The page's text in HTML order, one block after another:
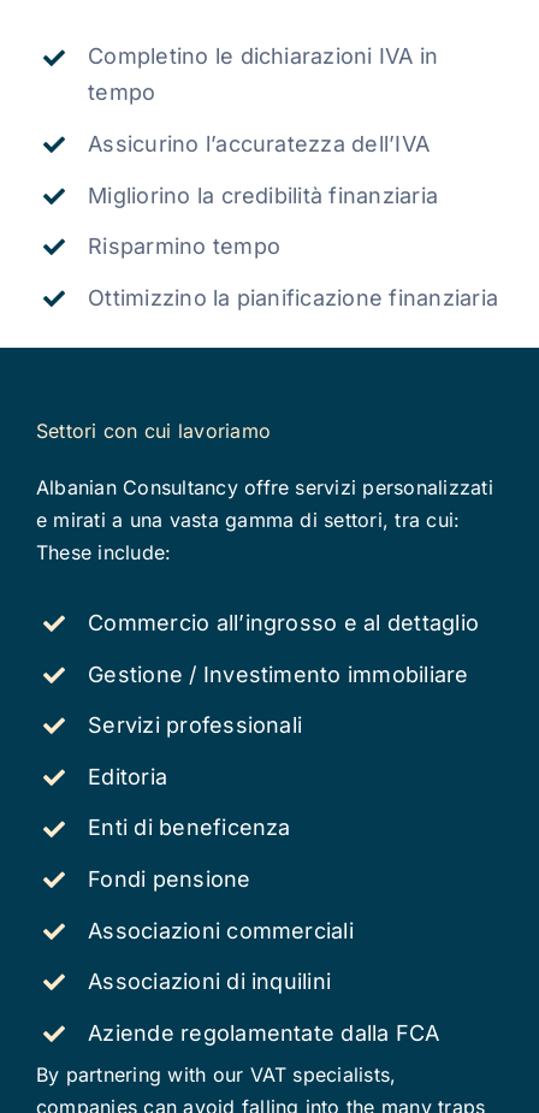
Completino le dichiarazioni IVA in
tempo
Assicurino l’accuratezza dell’IVA
Migliorino la credibilità finanziaria
Risparmino tempo
Ottimizzino la pianificazione finanziaria
Settori con cui lavoriamo
Albanian Consultancy offre servizi personalizzati
e mirati a una vasta gamma di settori, tra cui:
These include:
Commercio all’ingrosso e al dettaglio
Gestione / Investimento immobiliare
Servizi professionali
Editoria
Enti di beneficenza
Fondi pensione
Associazioni commerciali
Associazioni di inquilini
Aziende regolamentate dalla FCA
By partnering with our VAT specialists,
companies can avoid falling into the many traps